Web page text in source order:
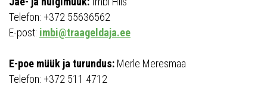
Telefon: +372 55636562
E-post: imbi@traageldaja.ee
E-poe müük ja turundus: Merle Meresmaa
Telefon: +372 511 4712